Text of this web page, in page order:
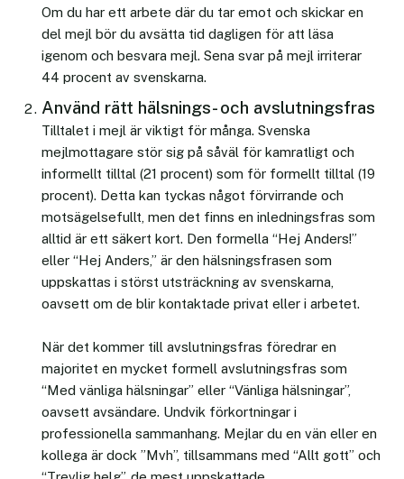
Om du har ett arbete där du tar emot och skickar en
del mejl bör du avsätta tid dagligen för att läsa
igenom och besvara mejl. Sena svar på mejl irriterar
44 procent av svenskarna.
Använd rätt hälsnings- och avslutningsfras
Tilltalet i mejl är viktigt för många. Svenska
mejlmottagare stör sig på såväl för kamratligt och
informellt tilltal (21 procent) som för formellt tilltal (19
procent). Detta kan tyckas något förvirrande och
motsägelsefullt, men det finns en inledningsfras som
alltid är ett säkert kort. Den formella “Hej Anders!”
eller “Hej Anders,” är den hälsningsfrasen som
uppskattas i störst utsträckning av svenskarna,
oavsett om de blir kontaktade privat eller i arbetet.
När det kommer till avslutningsfras föredrar en
majoritet en mycket formell avslutningsfras som
“Med vänliga hälsningar” eller “Vänliga hälsningar”,
oavsett avsändare. Undvik förkortningar i
professionella sammanhang. Mejlar du en vän eller en
kollega är dock ”Mvh”, tillsammans med “Allt gott” och